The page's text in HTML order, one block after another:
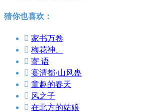
猜你也喜欢：
 家书万卷
 梅花神、
 寄 语
 宴清都·山风蛊
 童趣的春天
 风之子
 在北方的姑娘